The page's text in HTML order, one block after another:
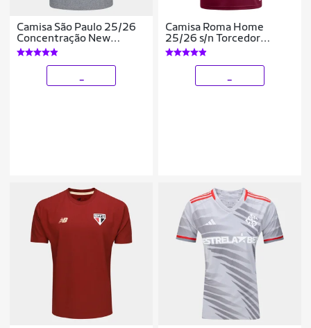
Camisa São Paulo 25/26
Concentração New
Balance Masculina
Camisa Roma Home
25/26 s/n Torcedor
Adidas Masculina